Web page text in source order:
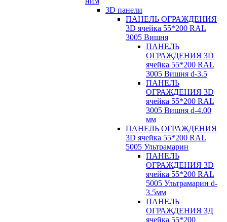
3D панели
ПАНЕЛЬ ОГРАЖДЕНИЯ
3D ячейка 55*200 RAL
3005 Вишня
ПАНЕЛЬ
ОГРАЖДЕНИЯ 3D
ячейка 55*200 RAL
3005 Вишня d-3.5
ПАНЕЛЬ
ОГРАЖДЕНИЯ 3D
ячейка 55*200 RAL
3005 Вишня d-4.00
мм
ПАНЕЛЬ ОГРАЖДЕНИЯ
3D ячейка 55*200 RAL
5005 Ультрамарин
ПАНЕЛЬ
ОГРАЖДЕНИЯ 3D
ячейка 55*200 RAL
5005 Ультрамарин d-
3.5мм
ПАНЕЛЬ
ОГРАЖДЕНИЯ 3Д
ячейка 55*200